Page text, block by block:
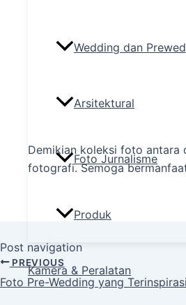
Wedding dan
Arsitektural
Foto Jurnalisme
Produk
Kamera & Peralatan
Demikian koleksi foto antara
fotografi. Semoga
Post navigation
PREVIOUS
Foto Pre-Wedding yang